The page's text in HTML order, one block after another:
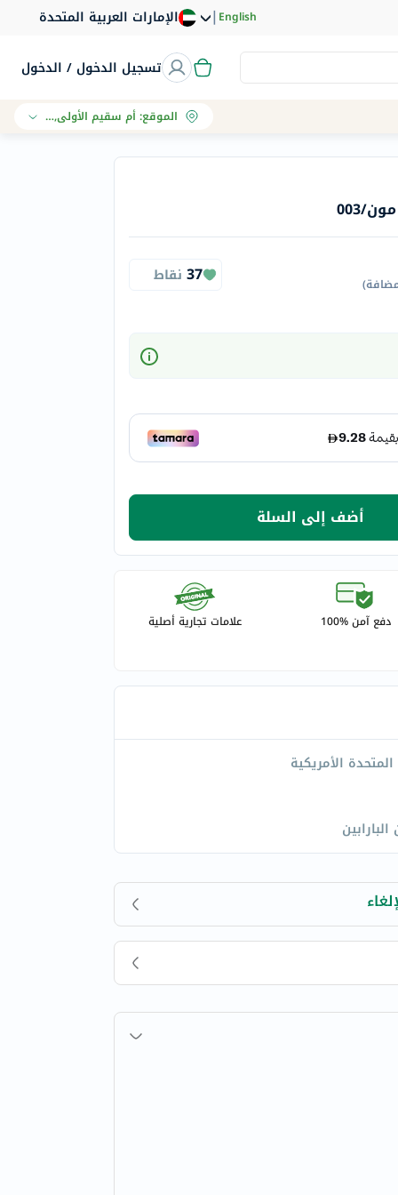
الإمارات العربية المتحدة |English
تسجيل الدخول / الدخول
الموقع:أم سقيم الأولى, دبي
003
)
37 نقاط
أضف إلى السلة
دفع آمن %100 علامات تجارية أصلية
المتحدة الأمريكية